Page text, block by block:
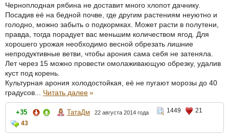
Черноплодная рябина не доставит много хлопот дачнику.
Посадив её на бедной почве, где другим растениям неуютно и
голодно, можно забыть о подкормках. Может расти в полутени,
правда, тогда порадует вас меньшим количеством ягод. Для
хорошего урожая необходимо весной обрезать лишние
непродуктивные ветви, чтобы арония сама себя не затеняла.
Лет через 15 можно провести омолаживающую обрезку, удалив
куст под корень.
Культурная арония холодостойкая, её не пугают морозы до 40
градусов... Читать далее»
+35 ТатаДм 22 августа 2014 года 1449
21
43